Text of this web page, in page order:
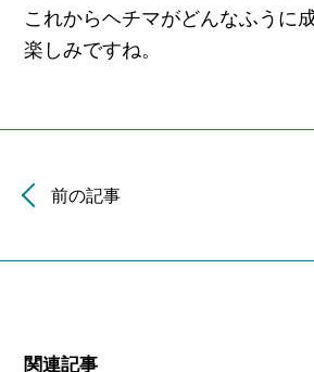
これからヘチマがどんなふうに
楽しみですね。
前の記事
関連記事